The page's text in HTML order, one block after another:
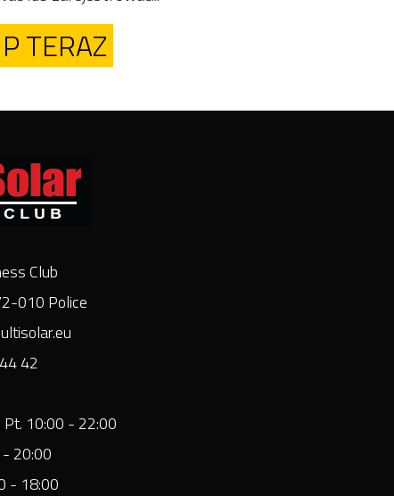
TERAZ
Club
010 Police
42
Pt. 10:00 - 22:00
20:00
- 18:00